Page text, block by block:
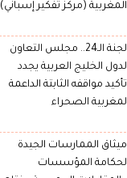
المغربية (مركز تفكير إسباني)
لجنة الـ24.. مجلس التعاون
لدول الخليج العربية يجدد
تأكيد مواقفه الثابتة الداعمة
لمغربية الصحراء
ميثاق الممارسات الجيدة
لحكامة المؤسسات